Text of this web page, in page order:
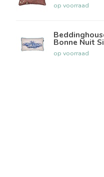
op voorraad
Bonne Nuit
op voorraad